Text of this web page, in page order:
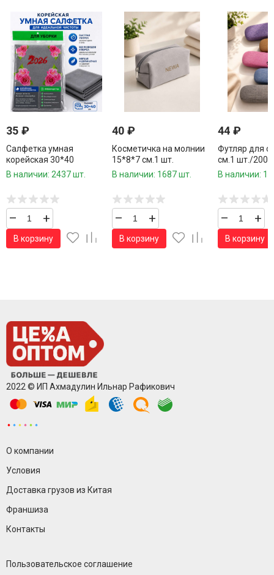
35 ₽
Салфетка умная
корейская 30*40
см.микрофибра,вискоза
В наличии: 2437 шт.
– +
В корзину
40 ₽
Косметичка на молнии
15*8*7 см.1 шт.
В наличии: 1687 шт.
– +
В корзину
44 ₽
Футляр для
см.1 шт./200
шт.коробка/
В наличии:
– +
В корзину
2022 © ИП Ахмадулин Ильнар Рафикович
О компании
Условия
Доставка грузов из Китая
Франшиза
Контакты
Пользовательское соглашение